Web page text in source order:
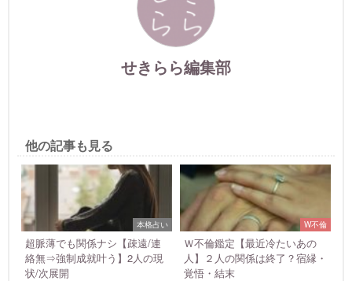
せきらら編集部
他の記事も見る
本格占い
超脈薄でも関係ナシ【疎遠/連
絡無⇒強制成就叶う】2人の現
状/次展開
W不倫
Ｗ不倫鑑定【最近冷たいあの
人】２人の関係は終了？宿縁・
覚悟・結末